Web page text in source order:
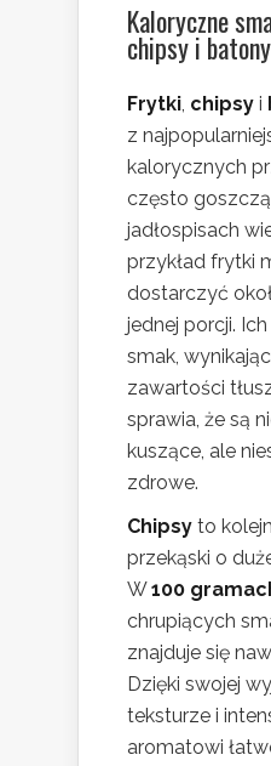
Kaloryczne
chipsy i batony
Frytki, chipsy i
z
kalorycznych
często
jadłospisach
przykład frytki
dostarczyć
jednej porcji.
smak,
zawartości
sprawia, że są
kuszące, ale
zdrowe.
Chipsy to
przekąski o
W100
chrupiących
znajduje się
Dzięki swojej
teksturze i
aromatowi